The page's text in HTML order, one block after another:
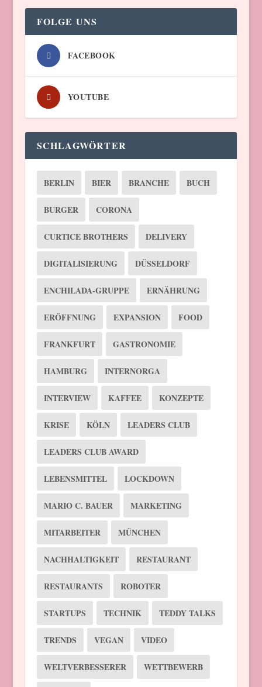
FOLGE UNS
FACEBOOK
YOUTUBE
SCHLAGWÖRTER
BERLIN BIER BRANCHE BUCH
BURGER CORONA
CURTICE BROTHERS DELIVERY
DIGITALISIERUNG DÜSSELDORF
ENCHILADA-GRUPPE ERNÄHRUNG
ERÖFFNUNG EXPANSION FOOD
FRANKFURT GASTRONOMIE
HAMBURG INTERNORGA
INTERVIEW KAFFEE KONZEPTE
KRISE KÖLN LEADERS CLUB
LEADERS CLUB AWARD
LEBENSMITTEL LOCKDOWN
MARIO C. BAUER MARKETING
MITARBEITER MÜNCHEN
NACHHALTIGKEIT RESTAURANT
RESTAURANTS ROBOTER
STARTUPS TECHNIK TEDDY TALKS
TRENDS VEGAN VIDEO
WELTVERBESSERER WETTBEWERB